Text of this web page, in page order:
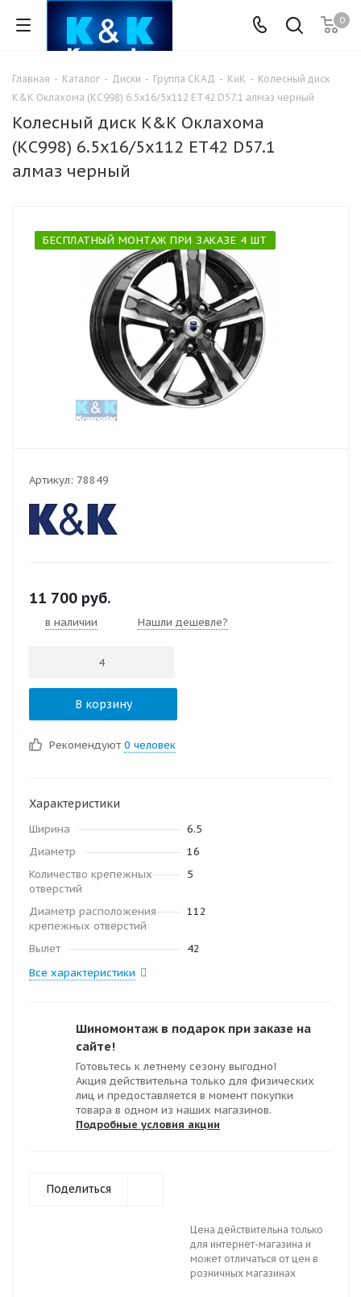
0
Главная - Каталог - Диски - Группа СКАД - КиК - Колесный диск
K&K Оклахома (КС998) 6.5x16/5x112 ET42 D57.1 алмаз черный
Колесный диск K&K Оклахома
(КС998) 6.5x16/5x112 ET42 D57.1
алмаз черный
БЕСПЛАТНЫЙ МОНТАЖ ПРИ ЗАКАЗЕ 4 ШТ
Артикул: 78849
11 700 руб.
в наличии Нашли дешевле?
В корзину
Рекомендуют 0 человек
Характеристики
Ширина
6.5
Диаметр
16
Количество крепежных
отверстий
5
Диаметр расположения
крепежных отверстий
112
Вылет
42
Все характеристики
Шиномонтаж в подарок при заказе на
сайте!
Готовьтесь к летнему сезону выгодно!
Акция действительна только для физических
лиц и предоставляется в момент покупки
товара в одном из наших магазинов.
Подробные условия акции
Поделиться
Цена действительна только
для интернет-магазина и
может отличаться от цен в
розничных магазинах